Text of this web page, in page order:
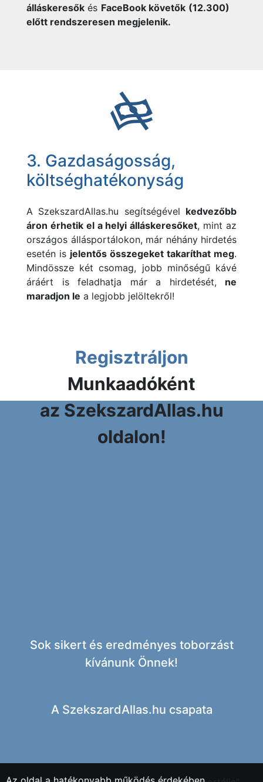
álláskeresők és FaceBook követők (12.300)
előtt rendszeresen megjelenik.
3. Gazdaságosság,
költséghatékonyság
A SzekszardAllas.hu segítségével kedvezőbb
áron érhetik el a helyi álláskeresőket, mint az
országos állásportálokon, már néhány hirdetés
esetén is jelentős összegeket takaríthat meg.
Mindössze két csomag, jobb minőségű kávé
áráért is feladhatja már a hirdetését, ne
maradjon le a legjobb jelöltekről!
Regisztráljon
Munkaadóként
az SzekszardAllas.hu
oldalon!
Sok sikert és eredményes toborzást
kívánunk Önnek!
ASzekszardAllas.hu csapata